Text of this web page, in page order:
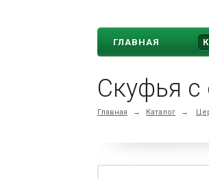
ГЛАВНАЯ
Скуфья с
Главная → Каталог →